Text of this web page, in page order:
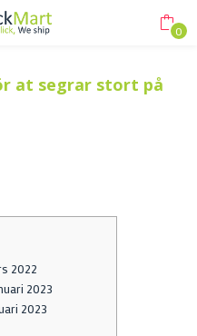
0
at segrar stort på
2022
2023
2023